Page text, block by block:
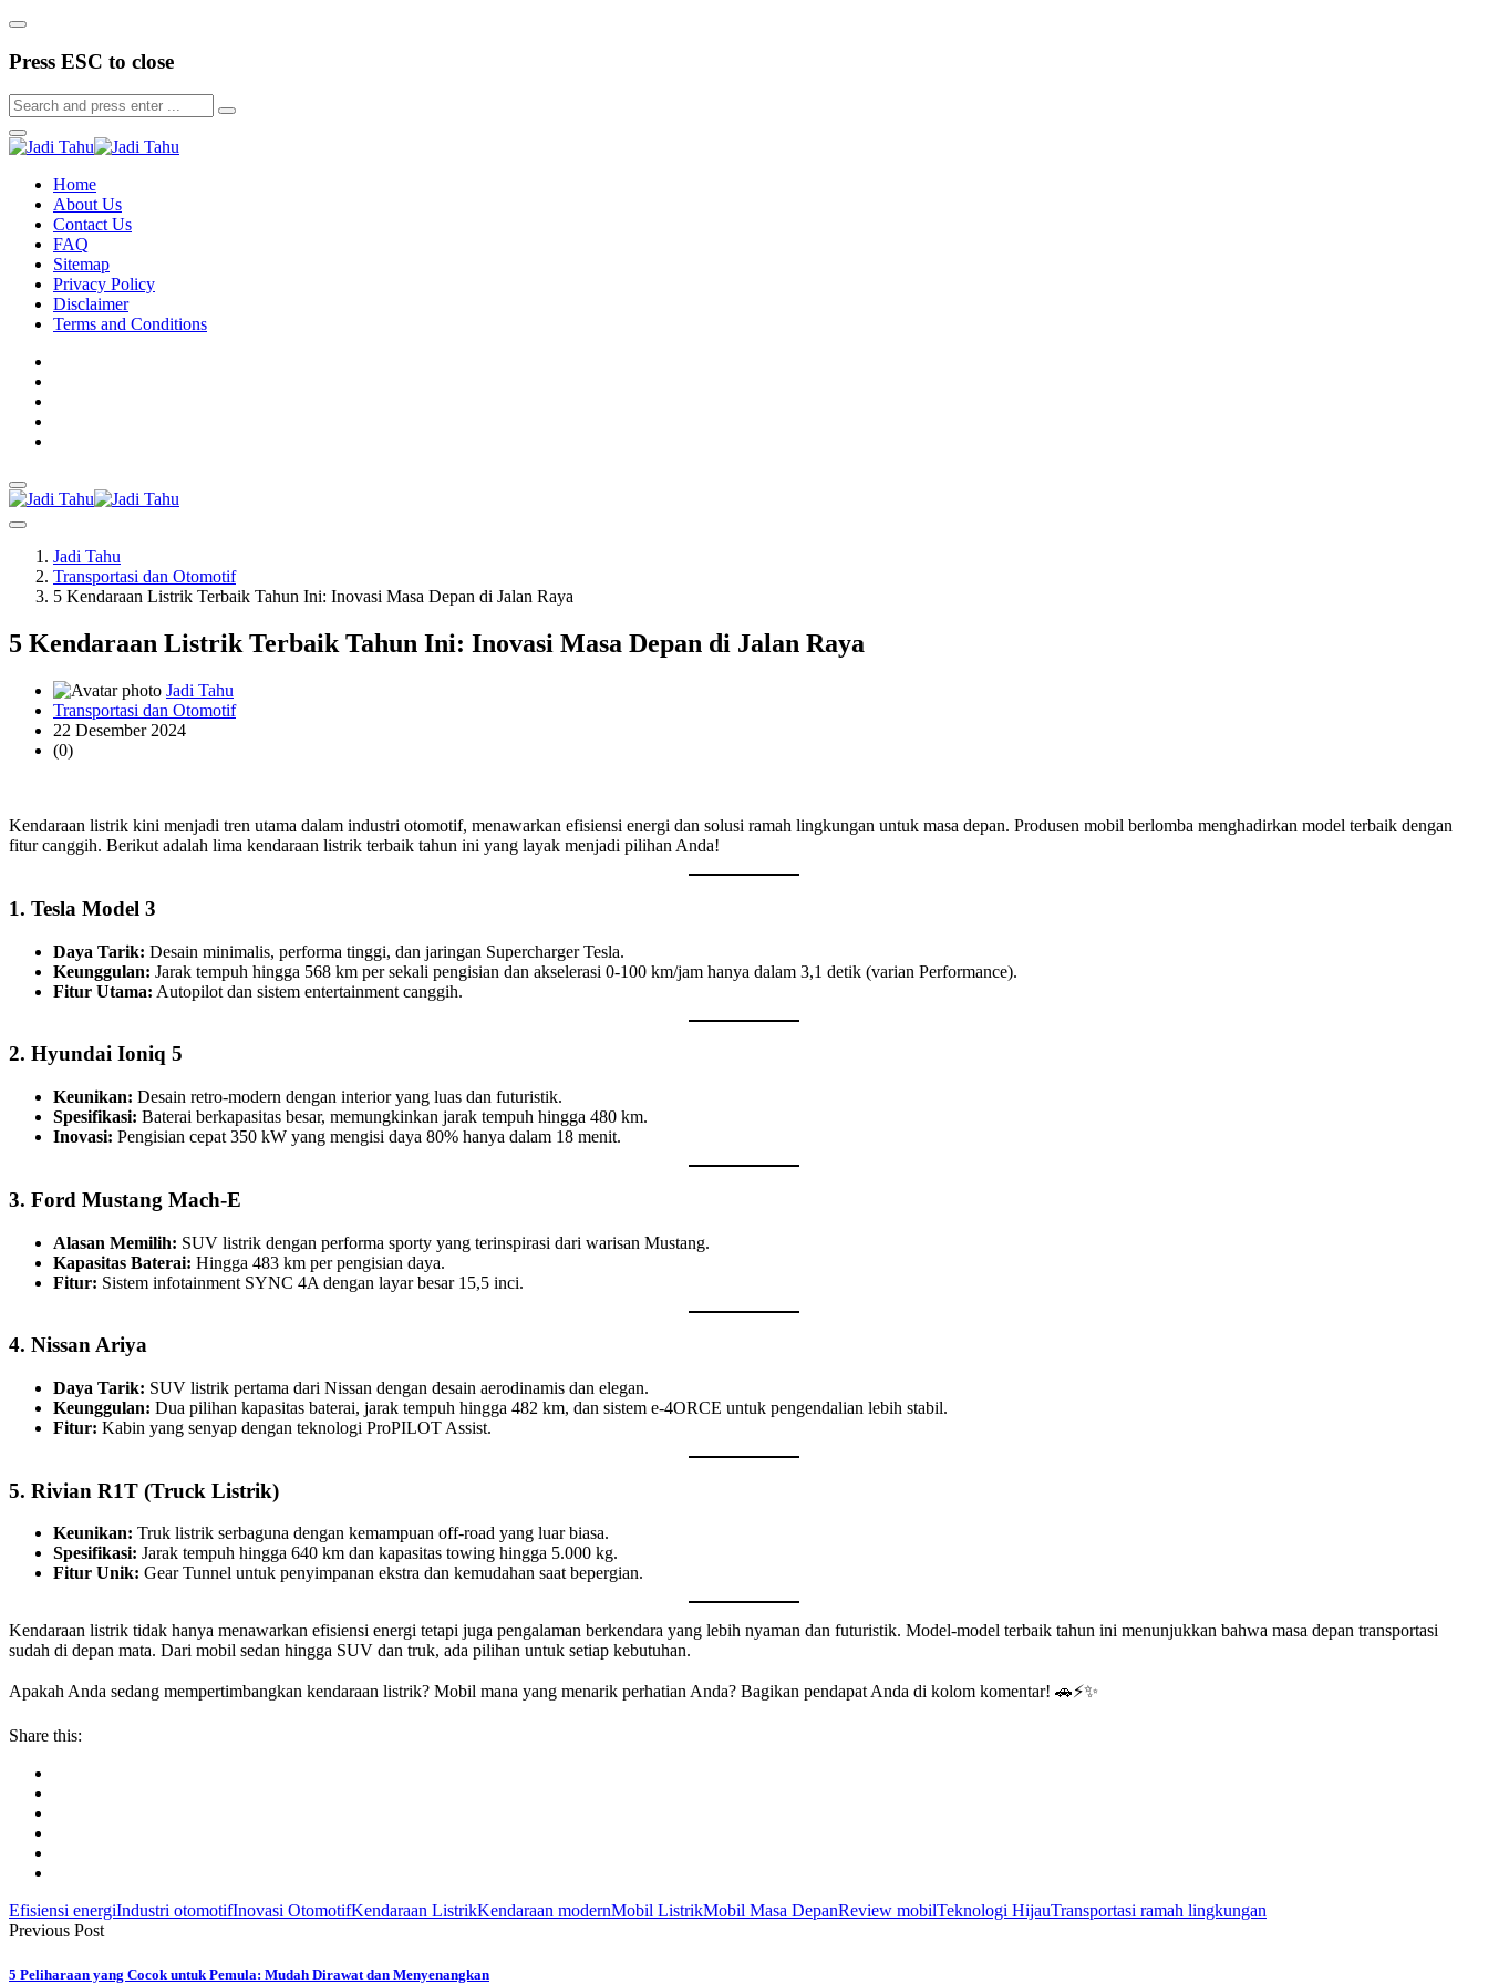
Press ESC to close
Home
About Us
Contact Us
FAQ
Sitemap
Privacy Policy
Disclaimer
Terms and Conditions
Jadi Tahu
Transportasi dan Otomotif
5 Kendaraan Listrik Terbaik Tahun Ini: Inovasi Masa Depan di Jalan Raya
5 Kendaraan Listrik Terbaik Tahun Ini: Inovasi Masa Depan di Jalan Raya
Jadi Tahu
Transportasi dan Otomotif
22 Desember 2024
(0)
Kendaraan listrik kini menjadi tren utama dalam industri otomotif, menawarkan efisiensi energi dan solusi ramah lingkungan untuk masa depan. Produsen mobil berlomba menghadirkan model terbaik dengan
fitur canggih. Berikut adalah lima kendaraan listrik terbaik tahun ini yang layak menjadi pilihan Anda!
1. Tesla Model 3
Daya Tarik: Desain minimalis, performa tinggi, dan jaringan Supercharger Tesla.
Keunggulan: Jarak tempuh hingga 568 km per sekali pengisian dan akselerasi 0-100 km/jam hanya dalam 3,1 detik (varian Performance).
Fitur Utama: Autopilot dan sistem entertainment canggih.
2. Hyundai Ioniq 5
Keunikan: Desain retro-modern dengan interior yang luas dan futuristik.
Spesifikasi: Baterai berkapasitas besar, memungkinkan jarak tempuh hingga 480 km.
Inovasi: Pengisian cepat 350 kW yang mengisi daya 80% hanya dalam 18 menit.
3. Ford Mustang Mach-E
Alasan Memilih: SUV listrik dengan performa sporty yang terinspirasi dari warisan Mustang.
Kapasitas Baterai: Hingga 483 km per pengisian daya.
Fitur: Sistem infotainment SYNC 4A dengan layar besar 15,5 inci.
4. Nissan Ariya
Daya Tarik: SUV listrik pertama dari Nissan dengan desain aerodinamis dan elegan.
Keunggulan: Dua pilihan kapasitas baterai, jarak tempuh hingga 482 km, dan sistem e-4ORCE untuk pengendalian lebih stabil.
Fitur: Kabin yang senyap dengan teknologi ProPILOT Assist.
5. Rivian R1T (Truck Listrik)
Keunikan: Truk listrik serbaguna dengan kemampuan off-road yang luar biasa.
Spesifikasi: Jarak tempuh hingga 640 km dan kapasitas towing hingga 5.000 kg.
Fitur Unik: Gear Tunnel untuk penyimpanan ekstra dan kemudahan saat bepergian.
Kendaraan listrik tidak hanya menawarkan efisiensi energi tetapi juga pengalaman berkendara yang lebih nyaman dan futuristik. Model-model terbaik tahun ini menunjukkan bahwa masa depan transportasi
sudah di depan mata. Dari mobil sedan hingga SUV dan truk, ada pilihan untuk setiap kebutuhan.
Apakah Anda sedang mempertimbangkan kendaraan listrik? Mobil mana yang menarik perhatian Anda? Bagikan pendapat Anda di kolom komentar! 🚗⚡✨
Share this:
Efisiensi energiIndustri otomotifInovasi OtomotifKendaraan ListrikKendaraan modernMobil ListrikMobil Masa DepanReview mobilTeknologi HijauTransportasi ramah lingkungan
Previous Post
5 Peliharaan yang Cocok untuk Pemula: Mudah Dirawat dan Menyenangkan